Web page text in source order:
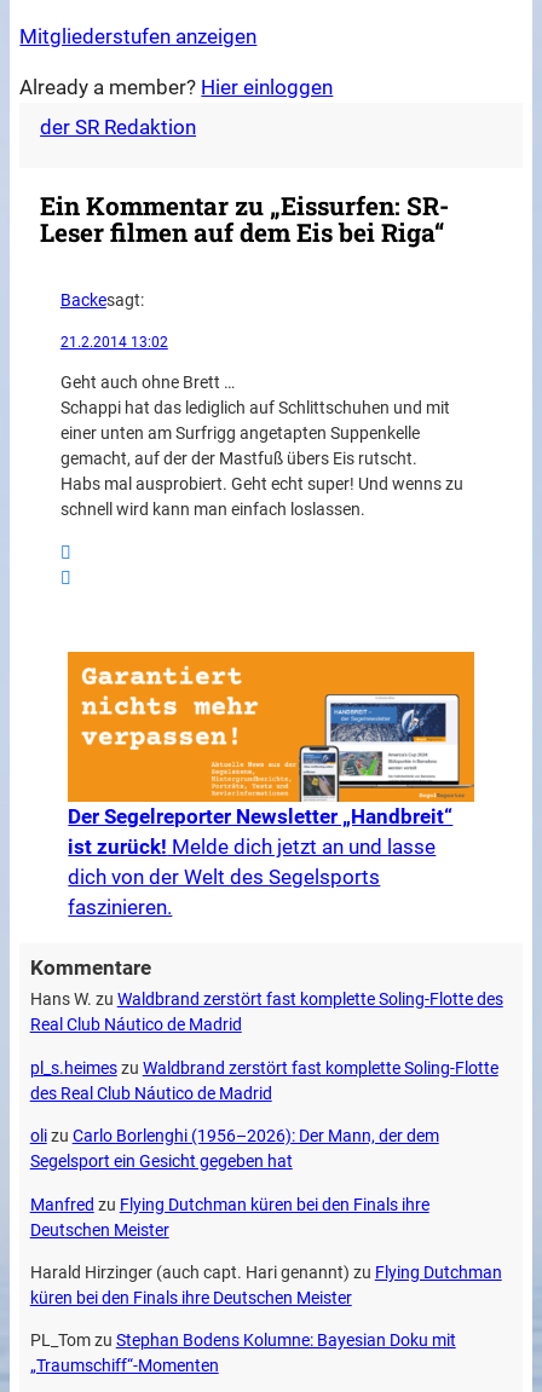
Mitgliederstufen anzeigen
Already a member? Hier einloggen
der SR Redaktion
Ein Kommentar zu „Eissurfen: SR-
Leser filmen auf dem Eis bei Riga“
Backesagt:
21.2.2014 13:02
Geht auch ohne Brett …
Schappi hat das lediglich auf Schlittschuhen und mit
einer unten am Surfrigg angetapten Suppenkelle
gemacht, auf der der Mastfuß übers Eis rutscht.
Habs mal ausprobiert. Geht echt super! Und wenns zu
schnell wird kann man einfach loslassen.
Der Segelreporter Newsletter „Handbreit“
ist zurück! Melde dich jetzt an und lasse
dich von der Welt des Segelsports
faszinieren.
Kommentare
Hans W. zu Waldbrand zerstört fast komplette Soling-Flotte des
Real Club Náutico de Madrid
pl_s.heimeszu Waldbrand zerstört fast komplette Soling-Flotte
des Real Club Náutico de Madrid
olizu Carlo Borlenghi (1956–2026): Der Mann, der dem
Segelsport ein Gesicht gegeben hat
Manfred zu Flying Dutchman küren bei den Finals ihre
Deutschen Meister
Harald Hirzinger (auch capt. Hari genannt) zu Flying Dutchman
küren bei den Finals ihre Deutschen Meister
PL_Tomzu Stephan Bodens Kolumne: Bayesian Doku mit
„Traumschiff“-Momenten